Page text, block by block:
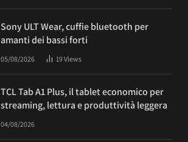
Sony ULT Wear, cuffie bluetooth per
amanti dei bassi forti
05/08/2026 19Views
TCL Tab A1 Plus, il tablet economico per
streaming, lettura e produttività leggera
04/08/2026